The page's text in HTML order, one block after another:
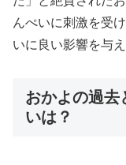
んぺいに刺激を受
いに良い影響を与
おかよの過去
いは？